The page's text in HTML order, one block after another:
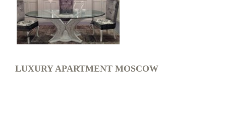
LUXURY APARTMENT MOSCOW